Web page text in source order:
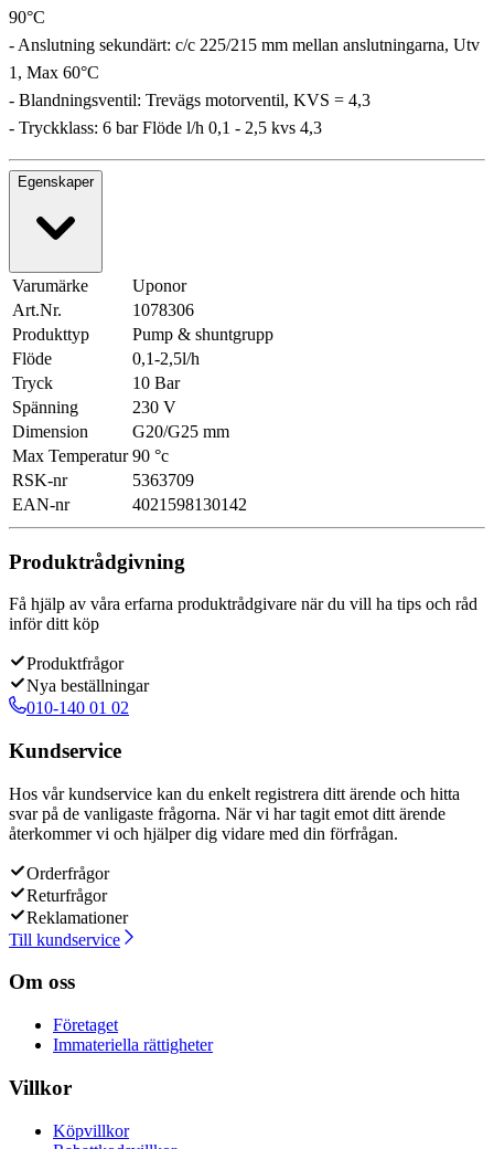
90°C
- Anslutning sekundärt: c/c 225/215 mm mellan anslutningarna, Utv
1, Max 60°C
- Blandningsventil: Trevägs motorventil, KVS = 4,3
- Tryckklass: 6 bar Flöde l/h 0,1 - 2,5 kvs 4,3
Egenskaper
Varumärke
Uponor
Art.Nr.
1078306
Produkttyp
Pump & shuntgrupp
Flöde
0,1-2,5l/h
Tryck
10 Bar
Spänning
230 V
Dimension
G20/G25 mm
Max Temperatur 90 °c
RSK-nr
5363709
EAN-nr
4021598130142
Produktrådgivning
Få hjälp av våra erfarna produktrådgivare när du vill ha tips och råd
inför ditt köp
Produktfrågor
Nya beställningar
010-140 01 02
Kundservice
Hos vår kundservice kan du enkelt registrera ditt ärende och hitta
svar på de vanligaste frågorna. När vi har tagit emot ditt ärende
återkommer vi och hjälper dig vidare med din förfrågan.
Orderfrågor
Returfrågor
Reklamationer
Till kundservice
Om oss
Företaget
Immateriella rättigheter
Villkor
Köpvillkor